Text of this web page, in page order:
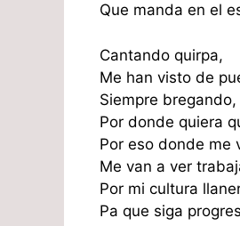
Que manda en el
Cantando quirpa,
Me han visto de
Siempre
Por donde quiera
Por eso donde me
Me van a ver
Por mi cultura
Pa que siga